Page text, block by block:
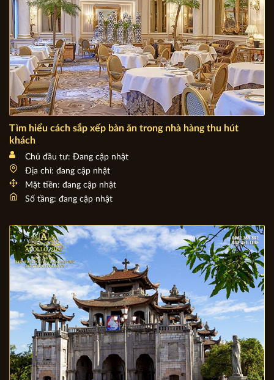
Tìm hiểu cách sắp xếp bàn ăn trong nhà hàng thu hút
khách
Chủ đầu tư: Đang cập nhật
Mặt tiền: đang cập nhật
Số tầng: đang cập nhật